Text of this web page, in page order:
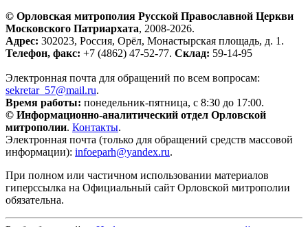
© Орловская митрополия Русской Православной Церкви
Московского Патриархата, 2008-2026.
Адрес: 302023, Россия, Орёл, Монастырская площадь, д. 1.
Телефон, факс: +7 (4862) 47-52-77. Склад: 59-14-95
Электронная почта для обращений по всем вопросам:
sekretar_57@mail.ru.
Время работы: понедельник-пятница, с 8:30 до 17:00.
© Информационно-аналитический отдел Орловской
митрополии. Контакты.
Электронная почта (только для обращений средств массовой
информации): infoeparh@yandex.ru.
При полном или частичном использовании материалов
гиперссылка на Официальный сайт Орловской митрополии
обязательна.